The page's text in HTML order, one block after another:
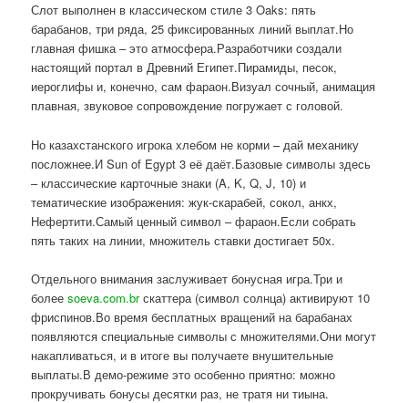
Слот выполнен в классическом стиле 3 Oaks: пять
барабанов, три ряда, 25 фиксированных линий выплат.Но
главная фишка – это атмосфера.Разработчики создали
настоящий портал в Древний Египет.Пирамиды, песок,
иероглифы и, конечно, сам фараон.Визуал сочный, анимация
плавная, звуковое сопровождение погружает с головой.
Но казахстанского игрока хлебом не корми – дай механику
посложнее.И Sun of Egypt 3 её даёт.Базовые символы здесь
– классические карточные знаки (A, K, Q, J, 10) и
тематические изображения: жук-скарабей, сокол, анкх,
Нефертити.Самый ценный символ – фараон.Если собрать
пять таких на линии, множитель ставки достигает 50x.
Отдельного внимания заслуживает бонусная игра.Три и
болееsoeva.com.brскаттера (символ солнца) активируют 10
фриспинов.Во время бесплатных вращений на барабанах
появляются специальные символы с множителями.Они могут
накапливаться, и в итоге вы получаете внушительные
выплаты.В демо-режиме это особенно приятно: можно
прокручивать бонусы десятки раз, не тратя ни тиына.